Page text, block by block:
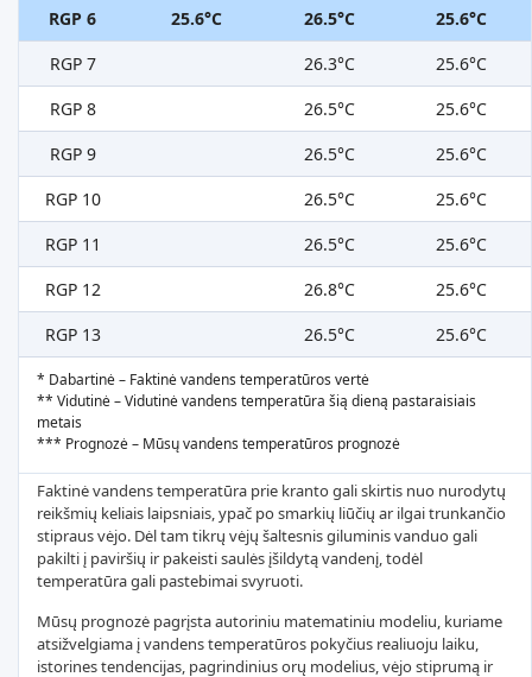
RGP 6
25.6°C 26.5°C
25.6°C
RGP 7
26.3°C
25.6°C
RGP 8
26.5°C
25.6°C
RGP 9
26.5°C
25.6°C
RGP 10
26.5°C
25.6°C
RGP 11
26.5°C
25.6°C
RGP 12
26.8°C
25.6°C
RGP 13
26.5°C 25.6°C
* Dabartinė – Faktinė vandens temperatūros vertė
** Vidutinė – Vidutinė vandens temperatūra šią dieną pastaraisiais
metais
*** Prognozė – Mūsų vandens temperatūros prognozė
Faktinė vandens temperatūra prie kranto gali skirtis nuo nurodytų
reikšmių keliais laipsniais, ypač po smarkių liūčių ar ilgai trunkančio
stipraus vėjo. Dėl tam tikrų vėjų šaltesnis giluminis vanduo gali
pakilti į paviršių ir pakeisti saulės įšildytą vandenį, todėl
temperatūra gali pastebimai svyruoti.
Mūsų prognozė pagrįsta autoriniu matematiniu modeliu, kuriame
atsižvelgiama į vandens temperatūros pokyčius realiuoju laiku,
istorines tendencijas, pagrindinius orų modelius, vėjo stiprumą ir